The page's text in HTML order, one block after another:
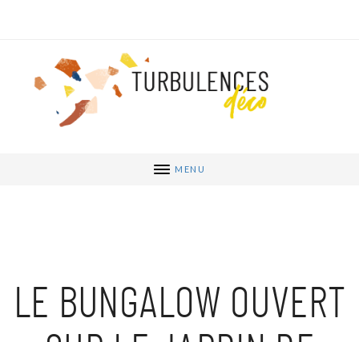
MENU
LE BUNGALOW OUVERT